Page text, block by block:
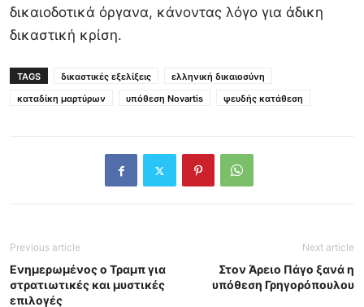
δικαιοδοτικά όργανα, κάνοντας λόγο για άδικη
δικαστική κρίση.
TAGS δικαστικές εξελίξεις
ελληνική δικαιοσύνη
καταδίκη μαρτύρων
υπόθεση Novartis ψευδής κατάθεση
Previous article
Ενημερωμένος ο Τραμπ για
στρατιωτικές και μυστικές
επιλογές
Next article
Στον Άρειο Πάγο ξανά η
υπόθεση Γρηγορόπουλου